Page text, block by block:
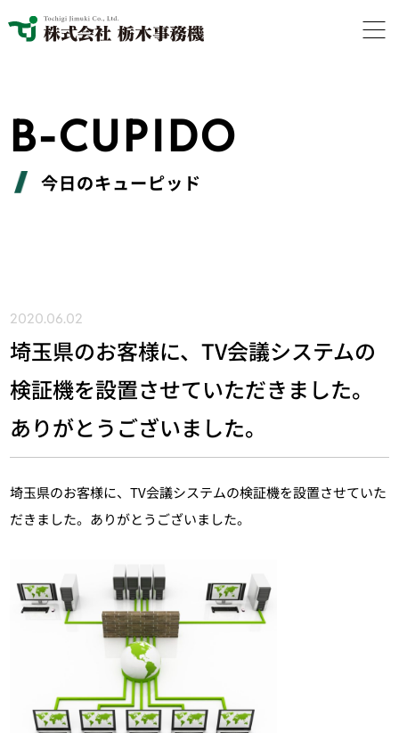
B-CUPIDO
今日のキューピッド
2020.06.02
埼玉県のお客様に、TV会議システムの
検証機を設置させていただきました。
ありがとうございました。
埼玉県のお客様に、TV会議システムの検証機を設置させていた
だきました。ありがとうございました。